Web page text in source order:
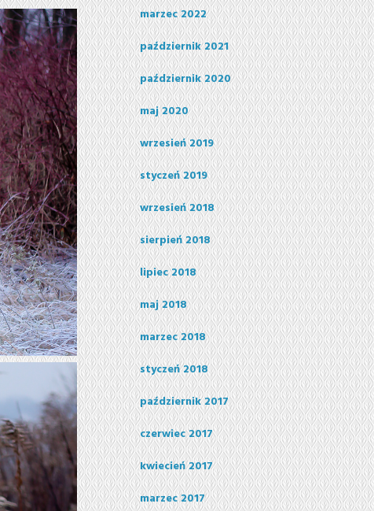
marzec 2022
październik 2021
październik 2020
maj 2020
wrzesień 2019
styczeń 2019
wrzesień 2018
sierpień 2018
lipiec 2018
maj 2018
marzec 2018
styczeń 2018
październik 2017
czerwiec 2017
kwiecień 2017
marzec 2017